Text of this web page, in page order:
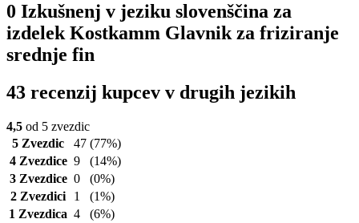
0 Izkušnenj v jeziku slovenščina za
izdelek Kostkamm Glavnik za friziranje
srednje fin
43 recenzij kupcev v drugih jezikih
4,5 od 5 zvezdic
5 Zvezdic
47 (77%)
4 Zvezdice 9
(14%)
3 Zvezdice 0
(0%)
2 Zvezdici
1
(1%)
1 Zvezdica 4 (6%)